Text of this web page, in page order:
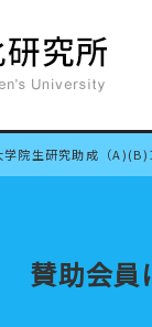
学院生研究助成（A)(B)
賛助会員